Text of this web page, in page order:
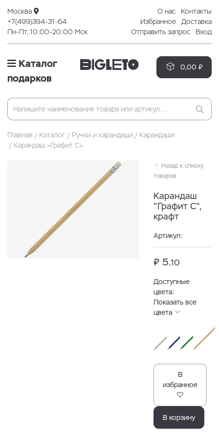
Москва
+7(499)394-31-64
Пн-Пт, 10:00-20:00 Мск
О нас
Контакты
Избранное
Доставка
Отправить запрос
Вход
Каталог
подарков
0,00 ₽
Главная Каталог Ручки и карандаши
Карандаши
Карандаш «Графит C»
Назад к списку
товаров
Карандаш
"Графит C",
крафт
Артикул:
₽ 5.10
Доступные
цвета:
Показать все
цвета
В
избранное
В корзину